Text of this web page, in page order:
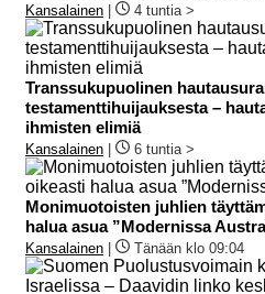
Kansalainen 4 tuntia >
Transsukupuolinen
testamenttihuijauksesta –
ihmisten elimiä
Kansalainen 6 tuntia >
Monimuotoisten juhlien
halua asua ”Modernissa
Kansalainen Tänään klo 09:04